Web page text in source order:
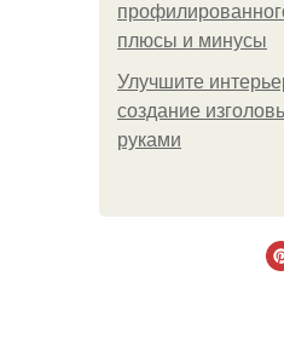
плюсы и минусы
Улучшите
создание
руками